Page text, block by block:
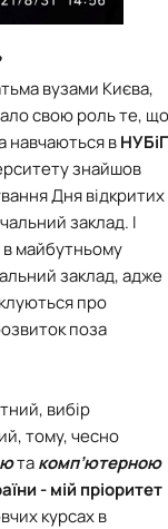
вузами Києва,
свою роль те, що
навчаються в
знайшов
Дня відкритих
заклад. І
майбутньому
заклад, адже
про
поза
вибір
тому, чесно
такомп’ютерною
- мій пріоритет
курсах в